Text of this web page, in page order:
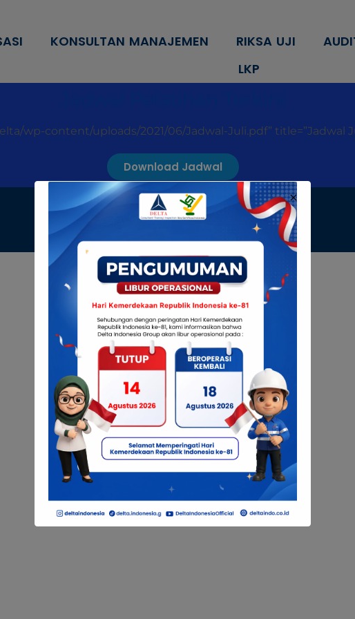
KONSULTAN MANAJEMEN RIKSA UJI
LKP
wp-content/uploads/2021/06/Jadwal-Juli.pdf” title=”Jadwal
Download Jadwal
© Copyright Delta Indonesia 2022